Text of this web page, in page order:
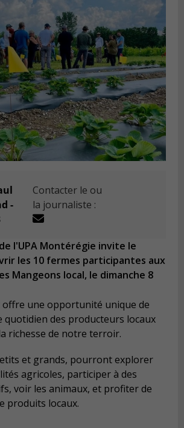
-
Contacter le ou
la journaliste :
l'UPA Montérégie invite le
les 10 fermes participantes aux
Mangeons local, le dimanche 8
offre une opportunité unique de
quotidien des producteurs locaux
richesse de notre terroir.
et grands, pourront explorer
agricoles, participer à des
voir les animaux, et profiter de
produits locaux.